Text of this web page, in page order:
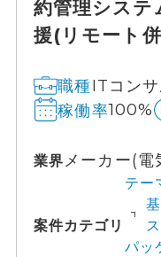
約管理システ
援(リモート
職種ITコン
稼働率100%
業界メーカー(電
案件カテゴリ
テー
ス
パッ